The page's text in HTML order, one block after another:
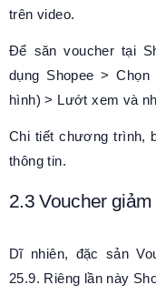
trên video.
Để săn voucher tại
dụng Shopee >
hình) > Lướt xem và
Chi tiết chương trình,
thông tin.
2.3 Voucher
Dĩ nhiên, đặc sản
25.9. Riêng lần này